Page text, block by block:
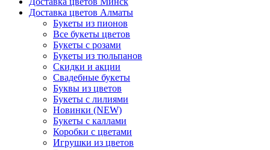
Доставка цветов Алматы
Букеты из пионов
Все букеты цветов
Букеты с розами
Букеты из тюльпанов
Скидки и акции
Свадебные букеты
Буквы из цветов
Букеты с лилиями
Новинки (NEW)
Букеты с каллами
Коробки с цветами
Игрушки из цветов